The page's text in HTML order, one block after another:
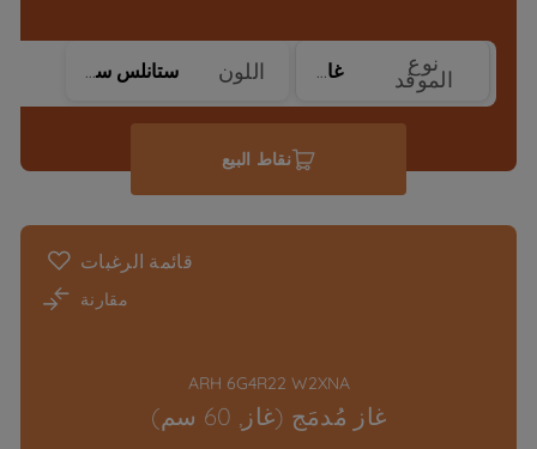
نوع
الموقد غاز اللون ستانلس ستيل
نقاط البيع
قائمة الرغبات
مقارنة
ARH 6G4R22 W2XNA
غاز مُدمَج (غاز, 60 سم)